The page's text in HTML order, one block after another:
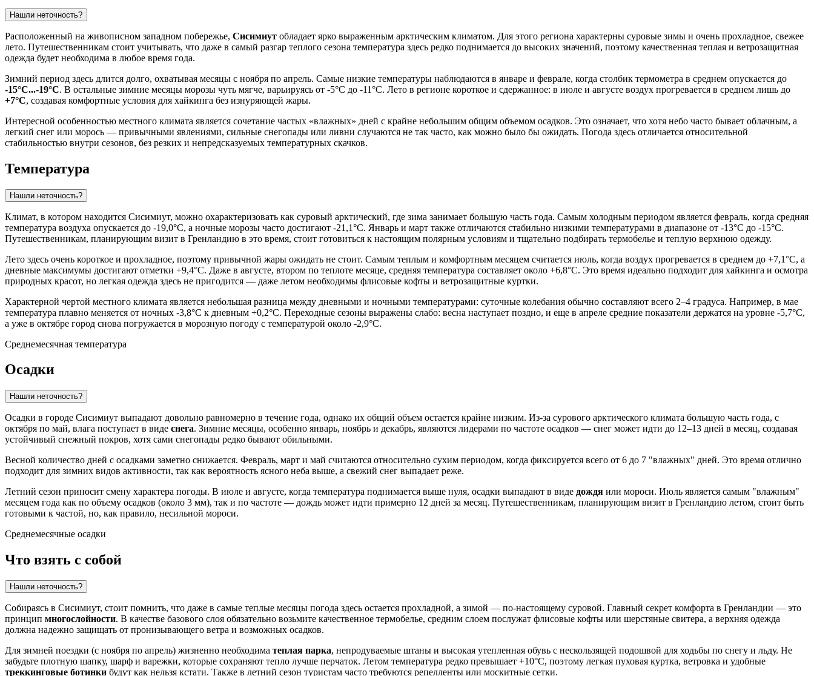
Нашли неточность?
Расположенный на живописном западном побережье, Сисимиут обладает ярко выраженным арктическим климатом. Для этого региона характерны суровые зимы и очень прохладное, свежее
лето. Путешественникам стоит учитывать, что даже в самый разгар теплого сезона температура здесь редко поднимается до высоких значений, поэтому качественная теплая и ветрозащитная
одежда будет необходима в любое время года.
Зимний период здесь длится долго, охватывая месяцы с ноября по апрель. Самые низкие температуры наблюдаются в январе и феврале, когда столбик термометра в среднем опускается до
-15°C...-19°C. В остальные зимние месяцы морозы чуть мягче, варьируясь от -5°C до -11°C. Лето в регионе короткое и сдержанное: в июле и августе воздух прогревается в среднем лишь до
+7°C, создавая комфортные условия для хайкинга без изнуряющей жары.
Интересной особенностью местного климата является сочетание частых «влажных» дней с крайне небольшим общим объемом осадков. Это означает, что хотя небо часто бывает облачным, а
легкий снег или морось — привычными явлениями, сильные снегопады или ливни случаются не так часто, как можно было бы ожидать. Погода здесь отличается относительной
стабильностью внутри сезонов, без резких и непредсказуемых температурных скачков.
Температура
Нашли неточность?
Климат, в котором находится Сисимиут, можно охарактеризовать как суровый арктический, где зима занимает большую часть года. Самым холодным периодом является февраль, когда средняя
температура воздуха опускается до -19,0°C, а ночные морозы часто достигают -21,1°C. Январь и март также отличаются стабильно низкими температурами в диапазоне от -13°C до -15°C.
Путешественникам, планирующим визит в Гренландию в это время, стоит готовиться к настоящим полярным условиям и тщательно подбирать термобелье и теплую верхнюю одежду.
Лето здесь очень короткое и прохладное, поэтому привычной жары ожидать не стоит. Самым теплым и комфортным месяцем считается июль, когда воздух прогревается в среднем до +7,1°C, а
дневные максимумы достигают отметки +9,4°C. Даже в августе, втором по теплоте месяце, средняя температура составляет около +6,8°C. Это время идеально подходит для хайкинга и осмотра
природных красот, но легкая одежда здесь не пригодится — даже летом необходимы флисовые кофты и ветрозащитные куртки.
Характерной чертой местного климата является небольшая разница между дневными и ночными температурами: суточные колебания обычно составляют всего 2–4 градуса. Например, в мае
температура плавно меняется от ночных -3,8°C к дневным +0,2°C. Переходные сезоны выражены слабо: весна наступает поздно, и еще в апреле средние показатели держатся на уровне -5,7°C,
а уже в октябре город снова погружается в морозную погоду с температурой около -2,9°C.
Среднемесячная температура
Осадки
Нашли неточность?
Осадки в городе Сисимиут выпадают довольно равномерно в течение года, однако их общий объем остается крайне низким. Из-за сурового арктического климата большую часть года, с
октября по май, влага поступает в виде снега. Зимние месяцы, особенно январь, ноябрь и декабрь, являются лидерами по частоте осадков — снег может идти до 12–13 дней в месяц, создавая
устойчивый снежный покров, хотя сами снегопады редко бывают обильными.
Весной количество дней с осадками заметно снижается. Февраль, март и май считаются относительно сухим периодом, когда фиксируется всего от 6 до 7 "влажных" дней. Это время отлично
подходит для зимних видов активности, так как вероятность ясного неба выше, а свежий снег выпадает реже.
Летний сезон приносит смену характера погоды. В июле и августе, когда температура поднимается выше нуля, осадки выпадают в виде дождя или мороси. Июль является самым "влажным"
месяцем года как по объему осадков (около 3 мм), так и по частоте — дождь может идти примерно 12 дней за месяц. Путешественникам, планирующим визит в Гренландию летом, стоит быть
готовыми к частой, но, как правило, несильной мороси.
Среднемесячные осадки
Что взять с собой
Нашли неточность?
Собираясь в Сисимиут, стоит помнить, что даже в самые теплые месяцы погода здесь остается прохладной, а зимой — по-настоящему суровой. Главный секрет комфорта в Гренландии — это
принцип многослойности. В качестве базового слоя обязательно возьмите качественное термобелье, средним слоем послужат флисовые кофты или шерстяные свитера, а верхняя одежда
должна надежно защищать от пронизывающего ветра и возможных осадков.
Для зимней поездки (с ноября по апрель) жизненно необходима теплая парка, непродуваемые штаны и высокая утепленная обувь с нескользящей подошвой для ходьбы по снегу и льду. Не
забудьте плотную шапку, шарф и варежки, которые сохраняют тепло лучше перчаток. Летом температура редко превышает +10°C, поэтому легкая пуховая куртка, ветровка и удобные
треккинговые ботинки будут как нельзя кстати. Также в летний сезон туристам часто требуются репелленты или москитные сетки.